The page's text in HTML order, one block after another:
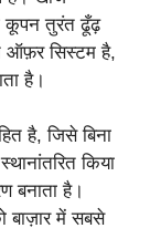
कूपन तुरंत ढूँढ़
ऑफ़र सिस्टम है,
है।
है, जिसे बिना
किया
बनाता है।
बाज़ार में सबसे